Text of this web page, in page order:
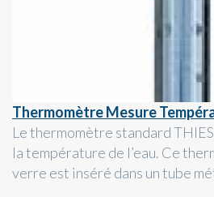
Thermomètre Mesure
Le thermomètre standard
la température de l’eau. Ce
verre est inséré dans un tube